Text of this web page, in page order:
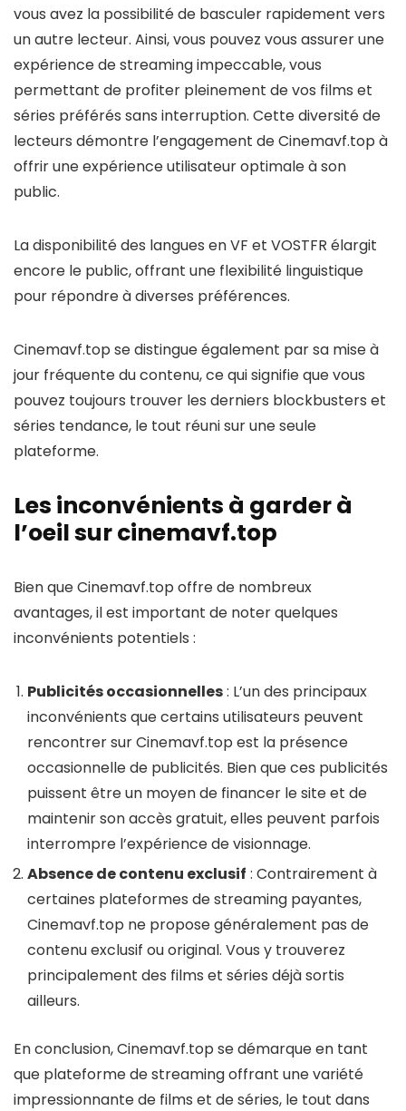
vous avez la possibilité de basculer rapidement vers
un autre lecteur. Ainsi, vous pouvez vous assurer une
expérience de streaming impeccable, vous
permettant de profiter pleinement de vos films et
séries préférés sans interruption. Cette diversité de
lecteurs démontre l’engagement de Cinemavf.top à
offrir une expérience utilisateur optimale à son
public.
La disponibilité des langues en VF et VOSTFR élargit
encore le public, offrant une flexibilité linguistique
pour répondre à diverses préférences.
Cinemavf.top se distingue également par sa mise à
jour fréquente du contenu, ce qui signifie que vous
pouvez toujours trouver les derniers blockbusters et
séries tendance, le tout réuni sur une seule
plateforme.
Les inconvénients à garder à
l’oeil sur cinemavf.top
Bien que Cinemavf.top offre de nombreux
avantages, il est important de noter quelques
inconvénients potentiels :
Publicités occasionnelles: L’un des principaux
inconvénients que certains utilisateurs peuvent
rencontrer sur Cinemavf.top est la présence
occasionnelle de publicités. Bien que ces publicités
puissent être un moyen de financer le site et de
maintenir son accès gratuit, elles peuvent parfois
interrompre l’expérience de visionnage.
Absence de contenu exclusif : Contrairement à
certaines plateformes de streaming payantes,
Cinemavf.top ne propose généralement pas de
contenu exclusif ou original. Vous y trouverez
principalement des films et séries déjà sortis
ailleurs.
En conclusion, Cinemavf.top se démarque en tant
que plateforme de streaming offrant une variété
impressionnante de films et de séries, le tout dans